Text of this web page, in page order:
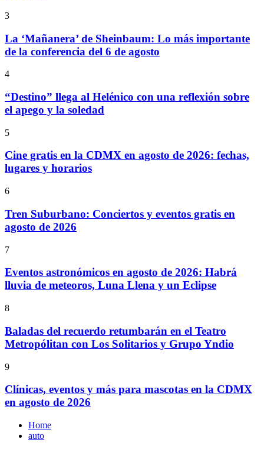
3
La ‘Mañanera’ de Sheinbaum: Lo más importante
de la conferencia del 6 de agosto
4
“Destino” llega al Helénico con una reflexión sobre
el apego y la soledad
5
Cine gratis en la CDMX en agosto de 2026: fechas,
lugares y horarios
6
Tren Suburbano: Conciertos y eventos gratis en
agosto de 2026
7
Eventos astronómicos en agosto de 2026: Habrá
lluvia de meteoros, Luna Llena y un Eclipse
8
Baladas del recuerdo retumbarán en el Teatro
Metropólitan con Los Solitarios y Grupo Yndio
9
Clínicas, eventos y más para mascotas en la CDMX
en agosto de 2026
Home
auto